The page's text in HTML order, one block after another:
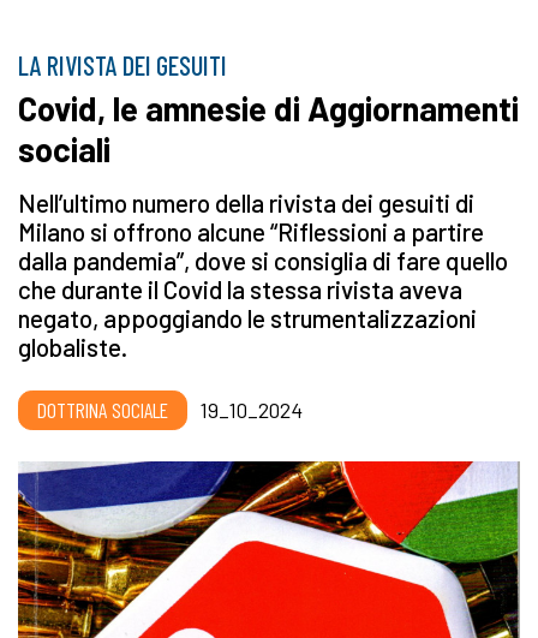
LA RIVISTA DEI GESUITI
Covid, le amnesie di Aggiornamenti
sociali
Nell’ultimo numero della rivista dei gesuiti di
Milano si offrono alcune “Riflessioni a partire
dalla pandemia”, dove si consiglia di fare quello
che durante il Covid la stessa rivista aveva
negato, appoggiando le strumentalizzazioni
globaliste.
DOTTRINA SOCIALE 19_10_2024